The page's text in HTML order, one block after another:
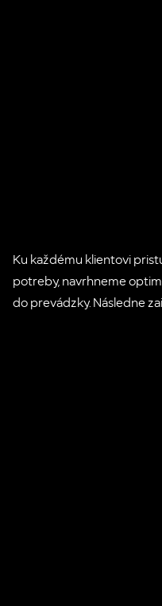
Ku každému klientovi
potreby, navrhneme
do prevádzky. Následne